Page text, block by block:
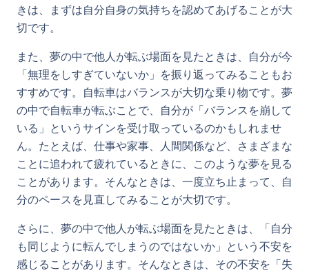
きは、まずは自分自身の気持ちを認めてあげることが大
切です。
また、夢の中で他人が転ぶ場面を見たときは、自分が今
「無理をしすぎていないか」を振り返ってみることもお
すすめです。自転車はバランスが大切な乗り物です。夢
の中で自転車が転ぶことで、自分が「バランスを崩して
いる」というサインを受け取っているのかもしれませ
ん。たとえば、仕事や家事、人間関係など、さまざまな
ことに追われて疲れているときに、このような夢を見る
ことがあります。そんなときは、一度立ち止まって、自
分のペースを見直してみることが大切です。
さらに、夢の中で他人が転ぶ場面を見たときは、「自分
も同じように転んでしまうのではないか」という不安を
感じることがあります。そんなときは、その不安を「失